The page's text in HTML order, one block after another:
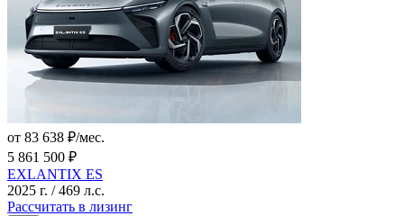
от 83 638 ₽/мес.
5 861 500 ₽
EXLANTIX ES
2025 г. / 469 л.с.
Рассчитать в лизинг